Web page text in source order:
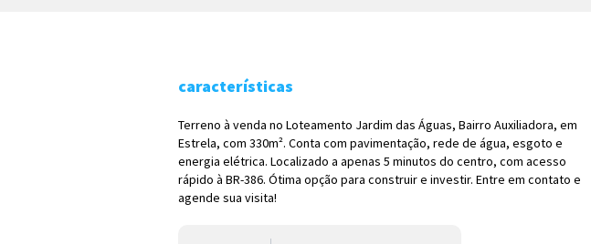
características
Terreno à venda no Loteamento Jardim das Águas, Bairro Auxiliadora, em
Estrela, com 330m². Conta com pavimentação, rede de água, esgoto e
energia elétrica. Localizado a apenas 5 minutos do centro, com acesso
rápido à BR-386. Ótima opção para construir e investir. Entre em contato e
agende sua visita!